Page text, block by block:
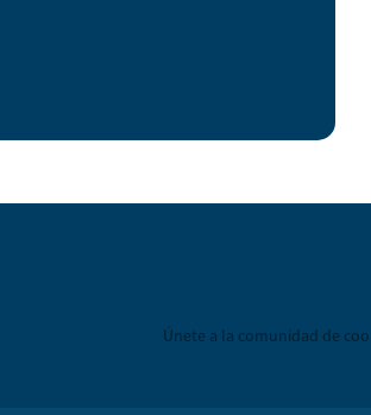
Únete a la comunidad de